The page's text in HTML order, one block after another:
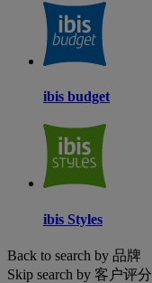
ibis budget
ibis Styles
Back to search by 品牌
Skip search by 客户评分